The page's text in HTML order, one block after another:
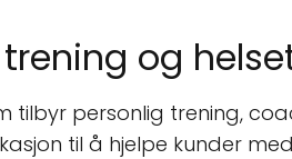
og
tilbyr personlig trening,
til å hjelpe kunder